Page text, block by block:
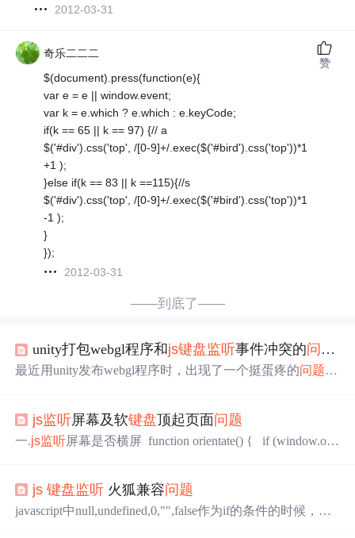
2012-03-31
奇乐二二二
$(document).press(function(e){
var e = e || window.event;
var k = e.which ? e.which : e.keyCode;
if(k == 65 || k == 97) {// a
$('#div').css('top', /[0-9]+/.exec($('#bird').css('top'))*1
+1 );
}else if(k == 83 || k ==115){//s
$('#div').css('top', /[0-9]+/.exec($('#bird').css('top'))*1
-1 );
}
});
2012-03-31
赞
——到底了——
unity打包webgl程序和js键盘监听事件冲突的问题
最近用unity发布webgl程序时，出现了一个挺蛋疼的问题就
无效了，为了解决这个问题，我也找了一些资料，不过看
了以后感觉大部分不能用，后来通过自己研究总结得出了
js监听屏幕及软键盘顶起页面问题
一.js监听屏幕是否横屏 function orientate() { if (window.orie
ntation...
js 键盘监听 火狐兼容问题
javascript中null,undefined,0,"",false作为if的条件的时候，被